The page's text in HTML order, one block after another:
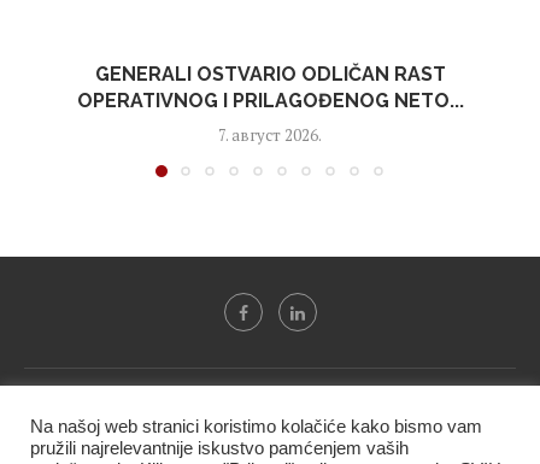
GENERALI OSTVARIO ODLIČAN RAST
OPERATIVNOG I PRILAGOĐENOG NETO...
7. август 2026.
BIF PRESS doo" i ne smeju se presnositi niti koristiti, delimično
ni u celosti, bez izričite dozvole kompanije.
Na našoj web stranici koristimo kolačiće kako bismo vam
pružili najrelevantnije iskustvo pamćenjem vaših